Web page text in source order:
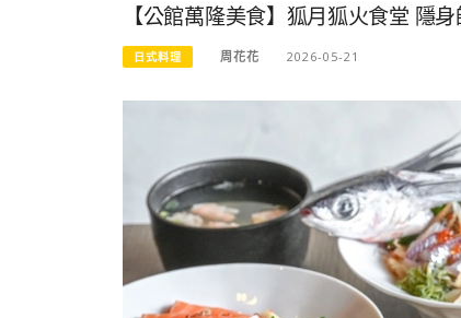
【公館萬隆美食】狐月狐火食堂 隱
日式料理 周花花 2026-05-21